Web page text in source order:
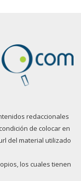
redaccionales
de colocar en
del material utilizado
los cuales tienen